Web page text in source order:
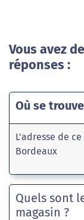
Vous avez
réponses :
Où se
L'adresse de
Bordeaux
Quels sont
magasin ?